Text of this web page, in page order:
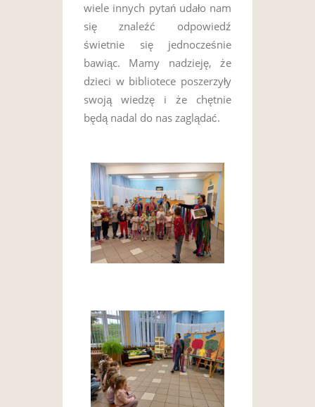
wiele innych pytań udało nam
się znaleźć odpowiedź
świetnie się jednocześnie
bawiąc. Mamy nadzieję, że
dzieci w bibliotece poszerzyły
swoją wiedzę i że chętnie
będą nadal do nas zaglądać.